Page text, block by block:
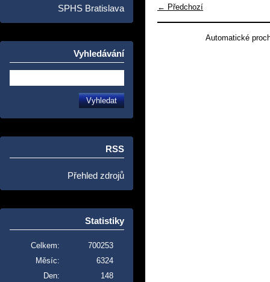
← Předchozí
Automatické
SPHS Bratislava
Vyhledávání
RSS
Přehled zdrojů
Statistiky
Celkem:
700253
Měsíc:
6324
Den:
148